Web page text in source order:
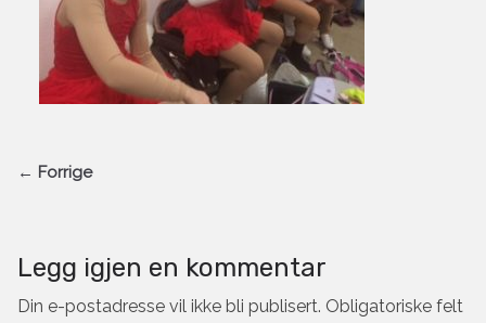
← Forrige
Legg igjen en kommentar
Din e-postadresse vil ikke bli publisert. Obligatoriske felt